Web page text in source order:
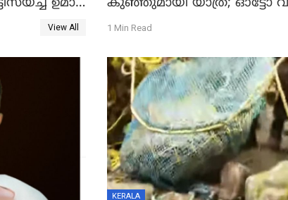
View All
ദമ്പതികളെ പിടികൂടി പൊലീസ്
1 Min Read
KERALA